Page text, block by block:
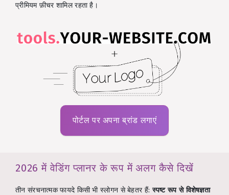
प्रीमियम फ़ीचर शामिल रहता है।
पोर्टल पर अपना ब्रांड लगाएं
2026 में वेडिंग प्लानर के रूप में अलग कैसे दिखें
तीन संरचनात्मक फायदे किसी भी स्लोगन से बेहतर हैं:स्पष्ट रूप से विशेषज्ञता